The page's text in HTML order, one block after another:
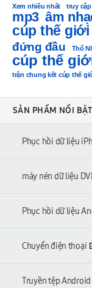
Xem nhiều nhất
truy
mp3 âm
cúp thế
đứng đầu Thổ
cúp thế
trận chung kết cúp thế
SẢN PHẨM NỔI BẬT
Phục hồi dữ liệu
máy nén dữ liệu
Phục hồi dữ liệu
Chuyển điện thoại
Truyền tệp Android